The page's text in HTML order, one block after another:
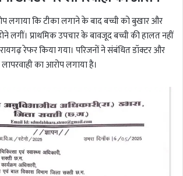
लगाया कि टीका लगाने के बाद बच्ची को बुखार और
लगीं। प्राथमिक उपचार के बावजूद बच्ची की हालत नहीं
रेफर किया गया। परिजनों ने संबंधित डॉक्टर और
लापरवाही का आरोप लगाया है।